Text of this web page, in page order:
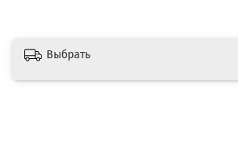
Выбрать